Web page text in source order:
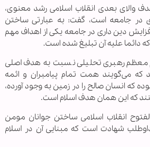
والای بعدی انقلاب اسلامی رشد معنوی،
در جامعه است، گفت: به عبارتی ساختن
دین داری در جامعه یکی از اهداف مهم
دائما علیه آن تبلیغ شده است.
رهبری تحلیلی نسبت به هدف اصلی
که می‌گویند همت تمام پیامبران و ائمه
که انسان صالح را در زمین به وجود آورده،
که این همان هدف اسلام است.
انقلاب اسلامی ساختن جوانان مومن
شهادت است که مبنایی آن در اسلام